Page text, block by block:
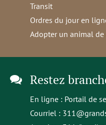
Transit
Ordres du jour en
Adopter un animal
Restez
En ligne : Portail de
Courriel :